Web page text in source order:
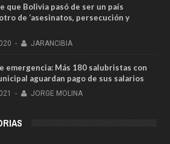
que Bolivia pasó de ser un país
de ‘asesinatos, persecución y
- JARANCIBIA
emergencia: Más 180 salubristas con
aguardan pago de sus salarios
- JORGE MOLINA